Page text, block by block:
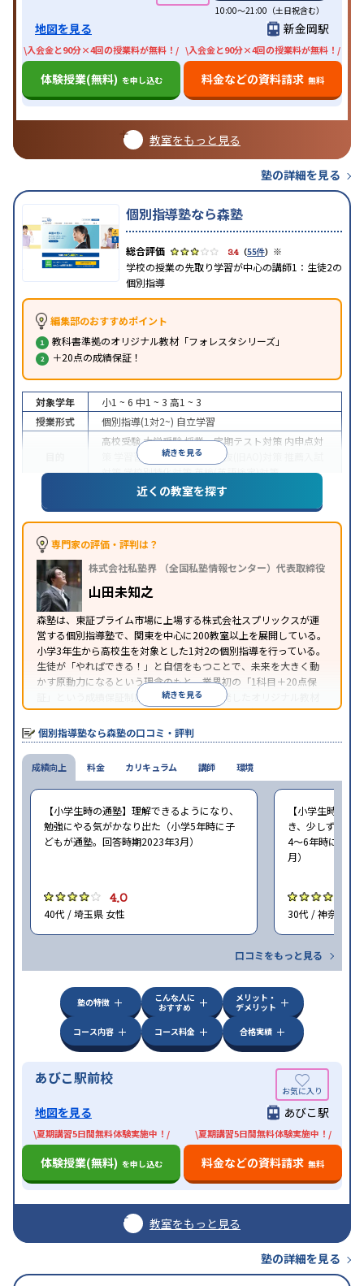
10:00〜21:00（土日祝含む）
地図を見る 新金岡駅
\入会金と90分×4回の授業料が無料！/
体験授業(無料) を申し込む
\入会金と90分×4回の授業料が無料！/
料金などの資料請求 無料
教室をもっと見る
塾の詳細を見る
個別指導塾なら森塾
3.4 （55件） ※
学校の授業の先取り学習が中心の講師1：生徒2の
個別指導
編集部のおすすめポイント
教科書準拠のオリジナル教材「フォレスタシリーズ」
＋20点の成績保証！
続きを見る
対象学年 小1 ~ 6 中1 ~ 3 高1 ~ 3
授業形式
個別指導(1対2~) 自立学習
高校受験大学受験授業・定期テスト対策 内申点対
学習習慣の定着総合型選抜(旧AO)対策
対策学校別特化対策英検(英語検定)対策
成績保証制度あり1科目から受講可能
自習室あり
※2023年3月調査。小学校高学年の個別指導塾アンケート調査方法を参
近くの教室を探す
専門家の評価・評判は？
株式会社私塾界 （全国私塾情報センター）代表取締役
山田未知之
森塾は、東証プライム市場に上場する株式会社スプリックスが運
営する個別指導塾で、関東を中心に200教室以上を展開している。
小学3年生から高校生を対象とした1対2の個別指導を行っている。
生徒が「やればできる！」と自信をもつことで、未来を大きく動
かす原動力になるという理念のもと、業界初の「1科目＋20点保
証」という成績保証制度を採用。同社が開発したオリジナル教材
「フォレスタシリーズ」は全国各地の学習塾でも採用されてい
る。
続きを見る
個別指導塾なら森塾の口コミ・評判
成績向上
【小学生時の通塾】理解できるようになり、
勉強にやる気がかなり出た（小学5年時に子
どもが通塾。回答時期2023年3月）
4.0
40代 / 埼玉県 女性
【小学生時の通
き、少しずつ成
4〜6年時に子ど
月）
30代 / 神奈川県
口コミをもっと見る
料金 カリキュラム 講師 環境
塾の特徴
こんな人に
おすすめ
メリット・
デメリット
コース内容
コース料金 合格実績
あびこ駅前校
地図を見る あびこ駅
\夏期講習5日間無料体験実施中！/
体験授業(無料) を申し込む
\夏期講習5日間無料体験実施中！/
料金などの資料請求 無料
教室をもっと見る
塾の詳細を見る